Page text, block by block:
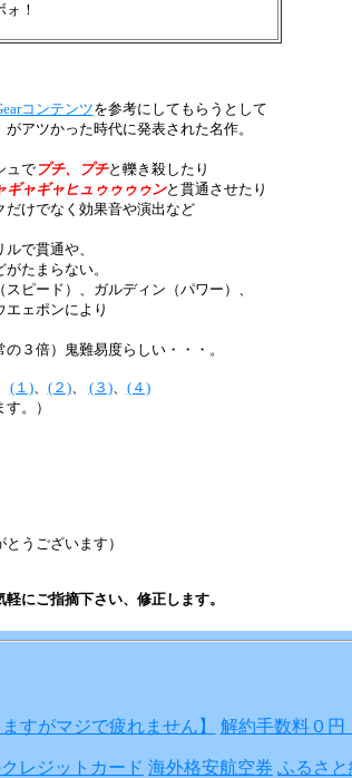
！
コンテンツを参考にしてもらうとして
アツかった時代に発表された名作。
ュでプチ、プチと轢き殺したり
ギャギャヒュゥゥゥゥンと貫通させたり
けでなく効果音や演出など
で貫通や、
たまらない。
ピード）、ガルディン（パワー）、
ェポンにより
３倍）鬼難易度らしい・・・。
(１)、 (２)、 (３)、 (４)
。）
うございます）
にご指摘下さい、修正します。
すがマジで疲れません】 解約手数料０円
レジットカード 海外格安航空券 ふるさ